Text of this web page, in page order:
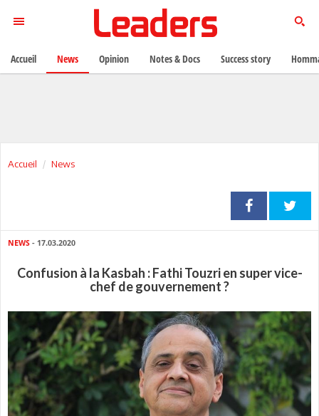
Accueil News
NEWS - 17.03.2020
Confusion à la Kasbah : Fathi Touzri en super vice-
chef de gouvernement ?
Accueil News Opinion Notes & Docs Success story